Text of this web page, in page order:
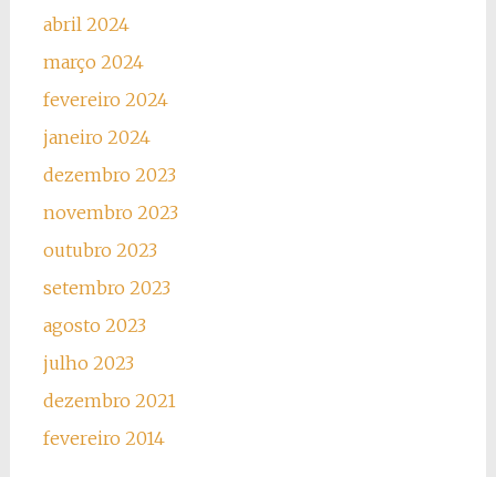
abril 2024
março 2024
fevereiro 2024
janeiro 2024
dezembro 2023
novembro 2023
outubro 2023
setembro 2023
agosto 2023
julho 2023
dezembro 2021
fevereiro 2014